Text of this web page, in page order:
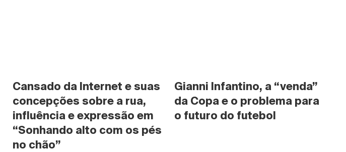
Cansado da Internet e suas
concepções sobre a rua,
influência e expressão em
“Sonhando alto com os pés
no chão”
Gianni Infantino, a “venda”
da Copa e o problema para
o futuro do futebol